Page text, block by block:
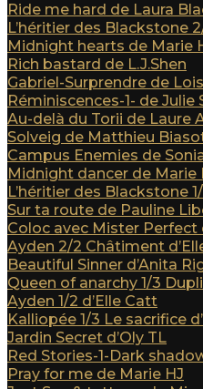
Ride me hard de Laura
L’héritier des Blackstone
Midnight hearts de Marie
Rich bastard de L.J.Shen
Gabriel-Surprendre de
Réminiscences-1- de Julie
Au-delà du Torii de Laure
Solveig de Matthieu
Campus Enemies de
Midnight dancer de Marie
L’héritier des Blackstone
Sur ta route de Pauline
Coloc avec Mister Perfect
Ayden 2/2 Châtiment
Beautiful Sinner d’Anita
Queen of anarchy 1/3
Ayden 1/2 d’Elle Catt
Kalliopée 1/3 Le sacrifice
Jardin Secret d’Oly TL
Red Stories-1-Dark
Pray for me de Marie HJ